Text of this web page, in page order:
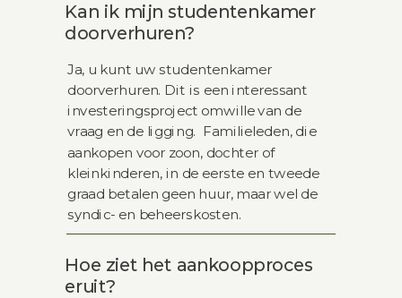
Hoe ziet het aankoopproces
eruit?
Kan ik mijn studentenkamer
doorverhuren?
Ja, u kunt uw studentenkamer
doorverhuren. Dit is een interessant
investeringsproject omwille van de
vraag en de ligging. Familieleden, die
aankopen voor zoon, dochter of
kleinkinderen, in de eerste en tweede
graad betalen geen huur, maar wel de
syndic- en beheerskosten.